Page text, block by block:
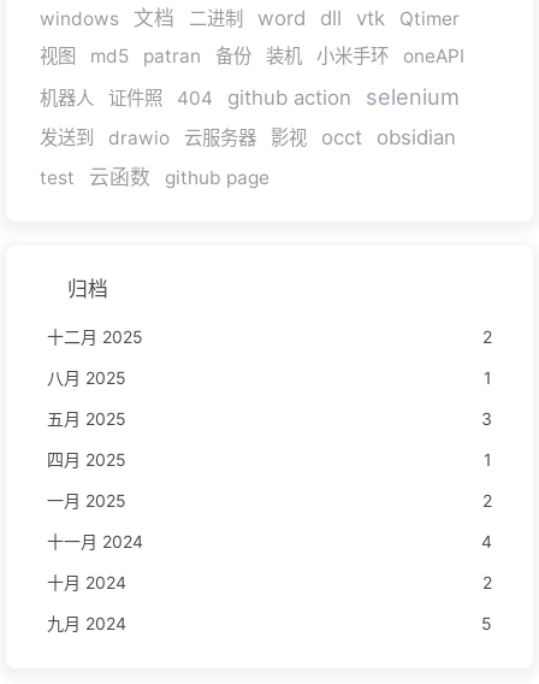
windows
文档 二进制 word dll vtk
Qtimer
视图
md5 patran 备份 装机 小米手环
oneAPI
机器人
证件照 404 github action selenium
发送到 drawio 云服务器 影视 occt obsidian
test 云函数 github page
归档
十二月 2025
2
八月 2025
1
五月 2025
3
四月 2025
1
一月 2025
2
十一月 2024
4
十月 2024
2
九月 2024
5